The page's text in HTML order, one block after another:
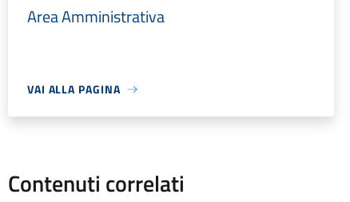
Area Amministrativa
VAI ALLA PAGINA
Contenuti correlati